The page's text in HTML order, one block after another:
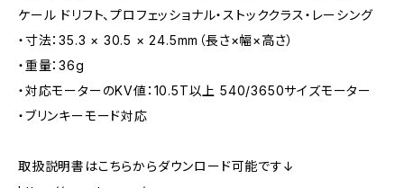
ケール ドリフト、プロフェッショナル・ストッククラス・レーシング
・寸法：35.3 × 30.5 × 24.5mm（長さ×幅×高さ）
・重量：36g
・対応モーターのKV値：10.5T以上 540/3650サイズモーター
・ブリンキーモード対応
取扱説明書はこちらからダウンロード可能です↓